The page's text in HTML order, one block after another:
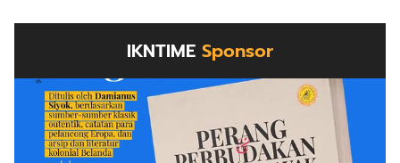
IKNTIME Sponsor